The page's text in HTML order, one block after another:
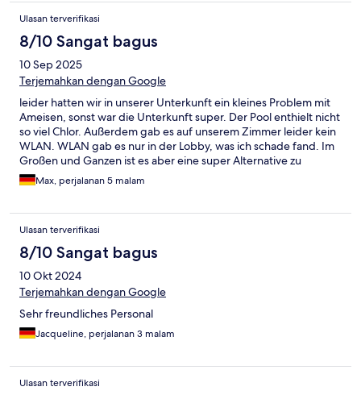
Ulasan terverifikasi
8/10 Sangat bagus
10 Sep 2025
Terjemahkan dengan Google
leider hatten wir in unserer Unterkunft ein kleines Problem mit
Ameisen, sonst war die Unterkunft super. Der Pool enthielt nicht
so viel Chlor. Außerdem gab es auf unserem Zimmer leider kein
WLAN. WLAN gab es nur in der Lobby, was ich schade fand. Im
Großen und Ganzen ist es aber eine super Alternative zu
herkömmlichen Airbnb
Max, perjalanan 5 malam
Ulasan terverifikasi
8/10 Sangat bagus
10 Okt 2024
Terjemahkan dengan Google
Sehr freundliches Personal
Jacqueline, perjalanan 3 malam
Ulasan terverifikasi